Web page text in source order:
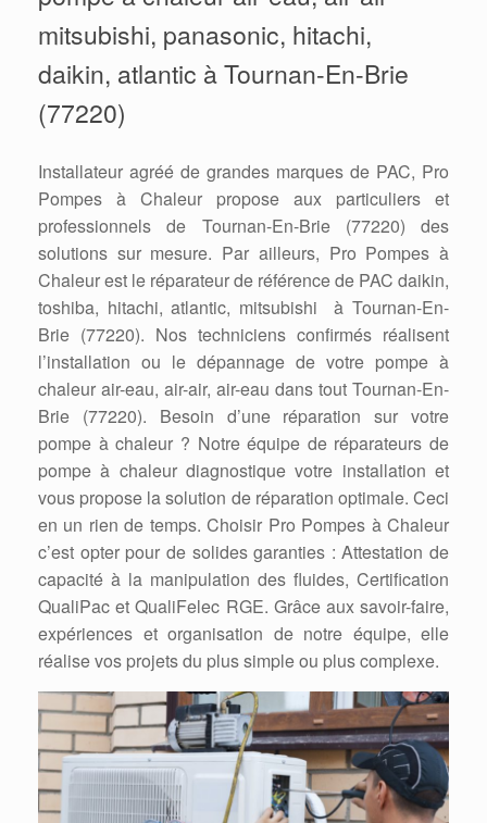
mitsubishi, panasonic, hitachi,
daikin, atlantic à Tournan-En-Brie
(77220)
Installateur agréé de grandes marques de PAC, Pro
Pompes à Chaleur propose aux particuliers et
professionnels de Tournan-En-Brie (77220) des
solutions sur mesure. Par ailleurs, Pro Pompes à
Chaleur est le réparateur de référence de PAC daikin,
toshiba, hitachi, atlantic, mitsubishi à Tournan-En-
Brie (77220). Nos techniciens confirmés réalisent
l’installation ou le dépannage de votre pompe à
chaleur air-eau, air-air, air-eau dans tout Tournan-En-
Brie (77220). Besoin d’une réparation sur votre
pompe à chaleur ? Notre équipe de réparateurs de
pompe à chaleur diagnostique votre installation et
vous propose la solution de réparation optimale. Ceci
en un rien de temps. Choisir Pro Pompes à Chaleur
c’est opter pour de solides garanties : Attestation de
capacité à la manipulation des fluides, Certification
QualiPac et QualiFelec RGE. Grâce aux savoir-faire,
expériences et organisation de notre équipe, elle
réalise vos projets du plus simple ou plus complexe.